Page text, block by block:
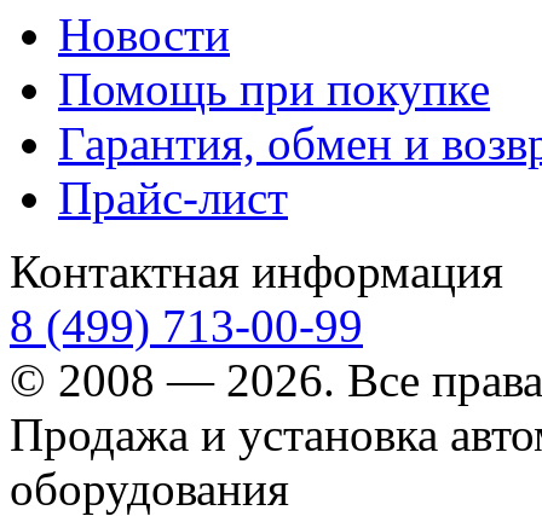
Новости
Помощь при покупке
Гарантия, обмен и
Прайс-лист
Контактная информация
8 (499) 713-00-99
© 2008 — 2026. Все
Продажа и установка
оборудования